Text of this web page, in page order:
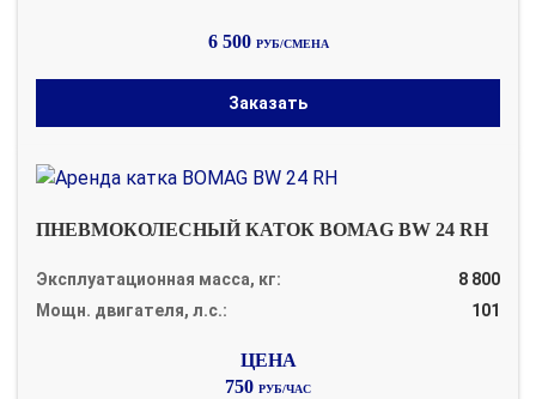
6 500 РУБ/СМЕНА
Заказать
ПНЕВМОКОЛЕСНЫЙ КАТОК BOMAG BW 24 RH
Эксплуатационная масса, кг:
8 800
Мощн. двигателя, л.с.:
101
750 РУБ/ЧАС